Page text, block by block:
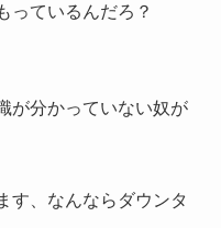
っているんだろ？
が分かっていない奴が
す、なんならダウンタ